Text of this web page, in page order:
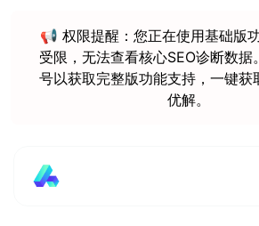
📢 权限提醒：您正在使用基础版
受限，无法查看核心SEO诊断数据
号以获取完整版功能支持，一键获
优解。